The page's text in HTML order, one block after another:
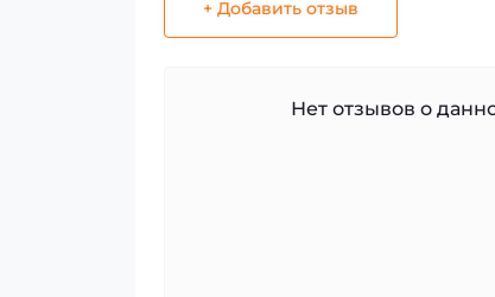
+ Добавить отзыв
Нет отзывов о